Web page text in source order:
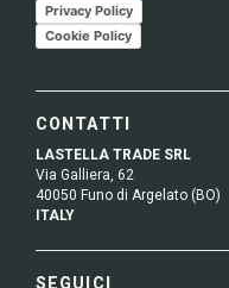
Privacy Policy
Cookie Policy
CONTATTI
LASTELLA TRADE SRL
Via Galliera, 62
40050 Funo di Argelato (BO)
ITALY
SEGUICI